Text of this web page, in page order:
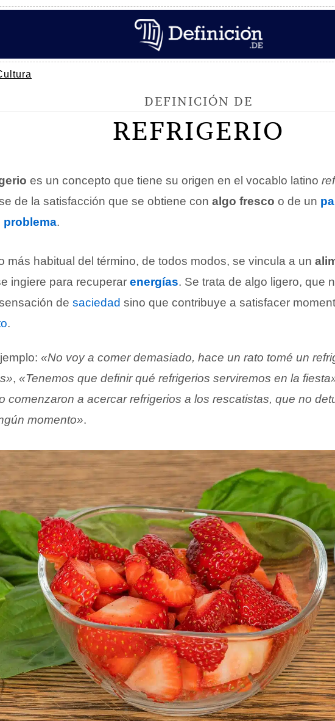
DEFINICIÓN DE
REFRIGERIO
es un concepto que tiene su origen en el vocablo latino
de la satisfacción que se obtiene con algo fresco o de un
problema.
más habitual del término, de todos modos, se vincula a un
ingiere para recuperar energías. Se trata de algo ligero, que
de saciedad sino que contribuye a satisfacer
.
«No voy a comer demasiado, hace un rato tomé un
, «Tenemos que definir qué refrigerios serviremos en la
comenzaron a acercar refrigerios a los rescatistas, que no
momento».